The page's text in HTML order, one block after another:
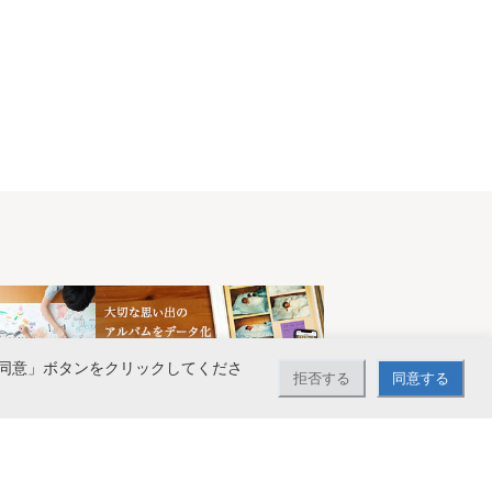
意」ボタンをクリックしてくださ
拒否する 同意する